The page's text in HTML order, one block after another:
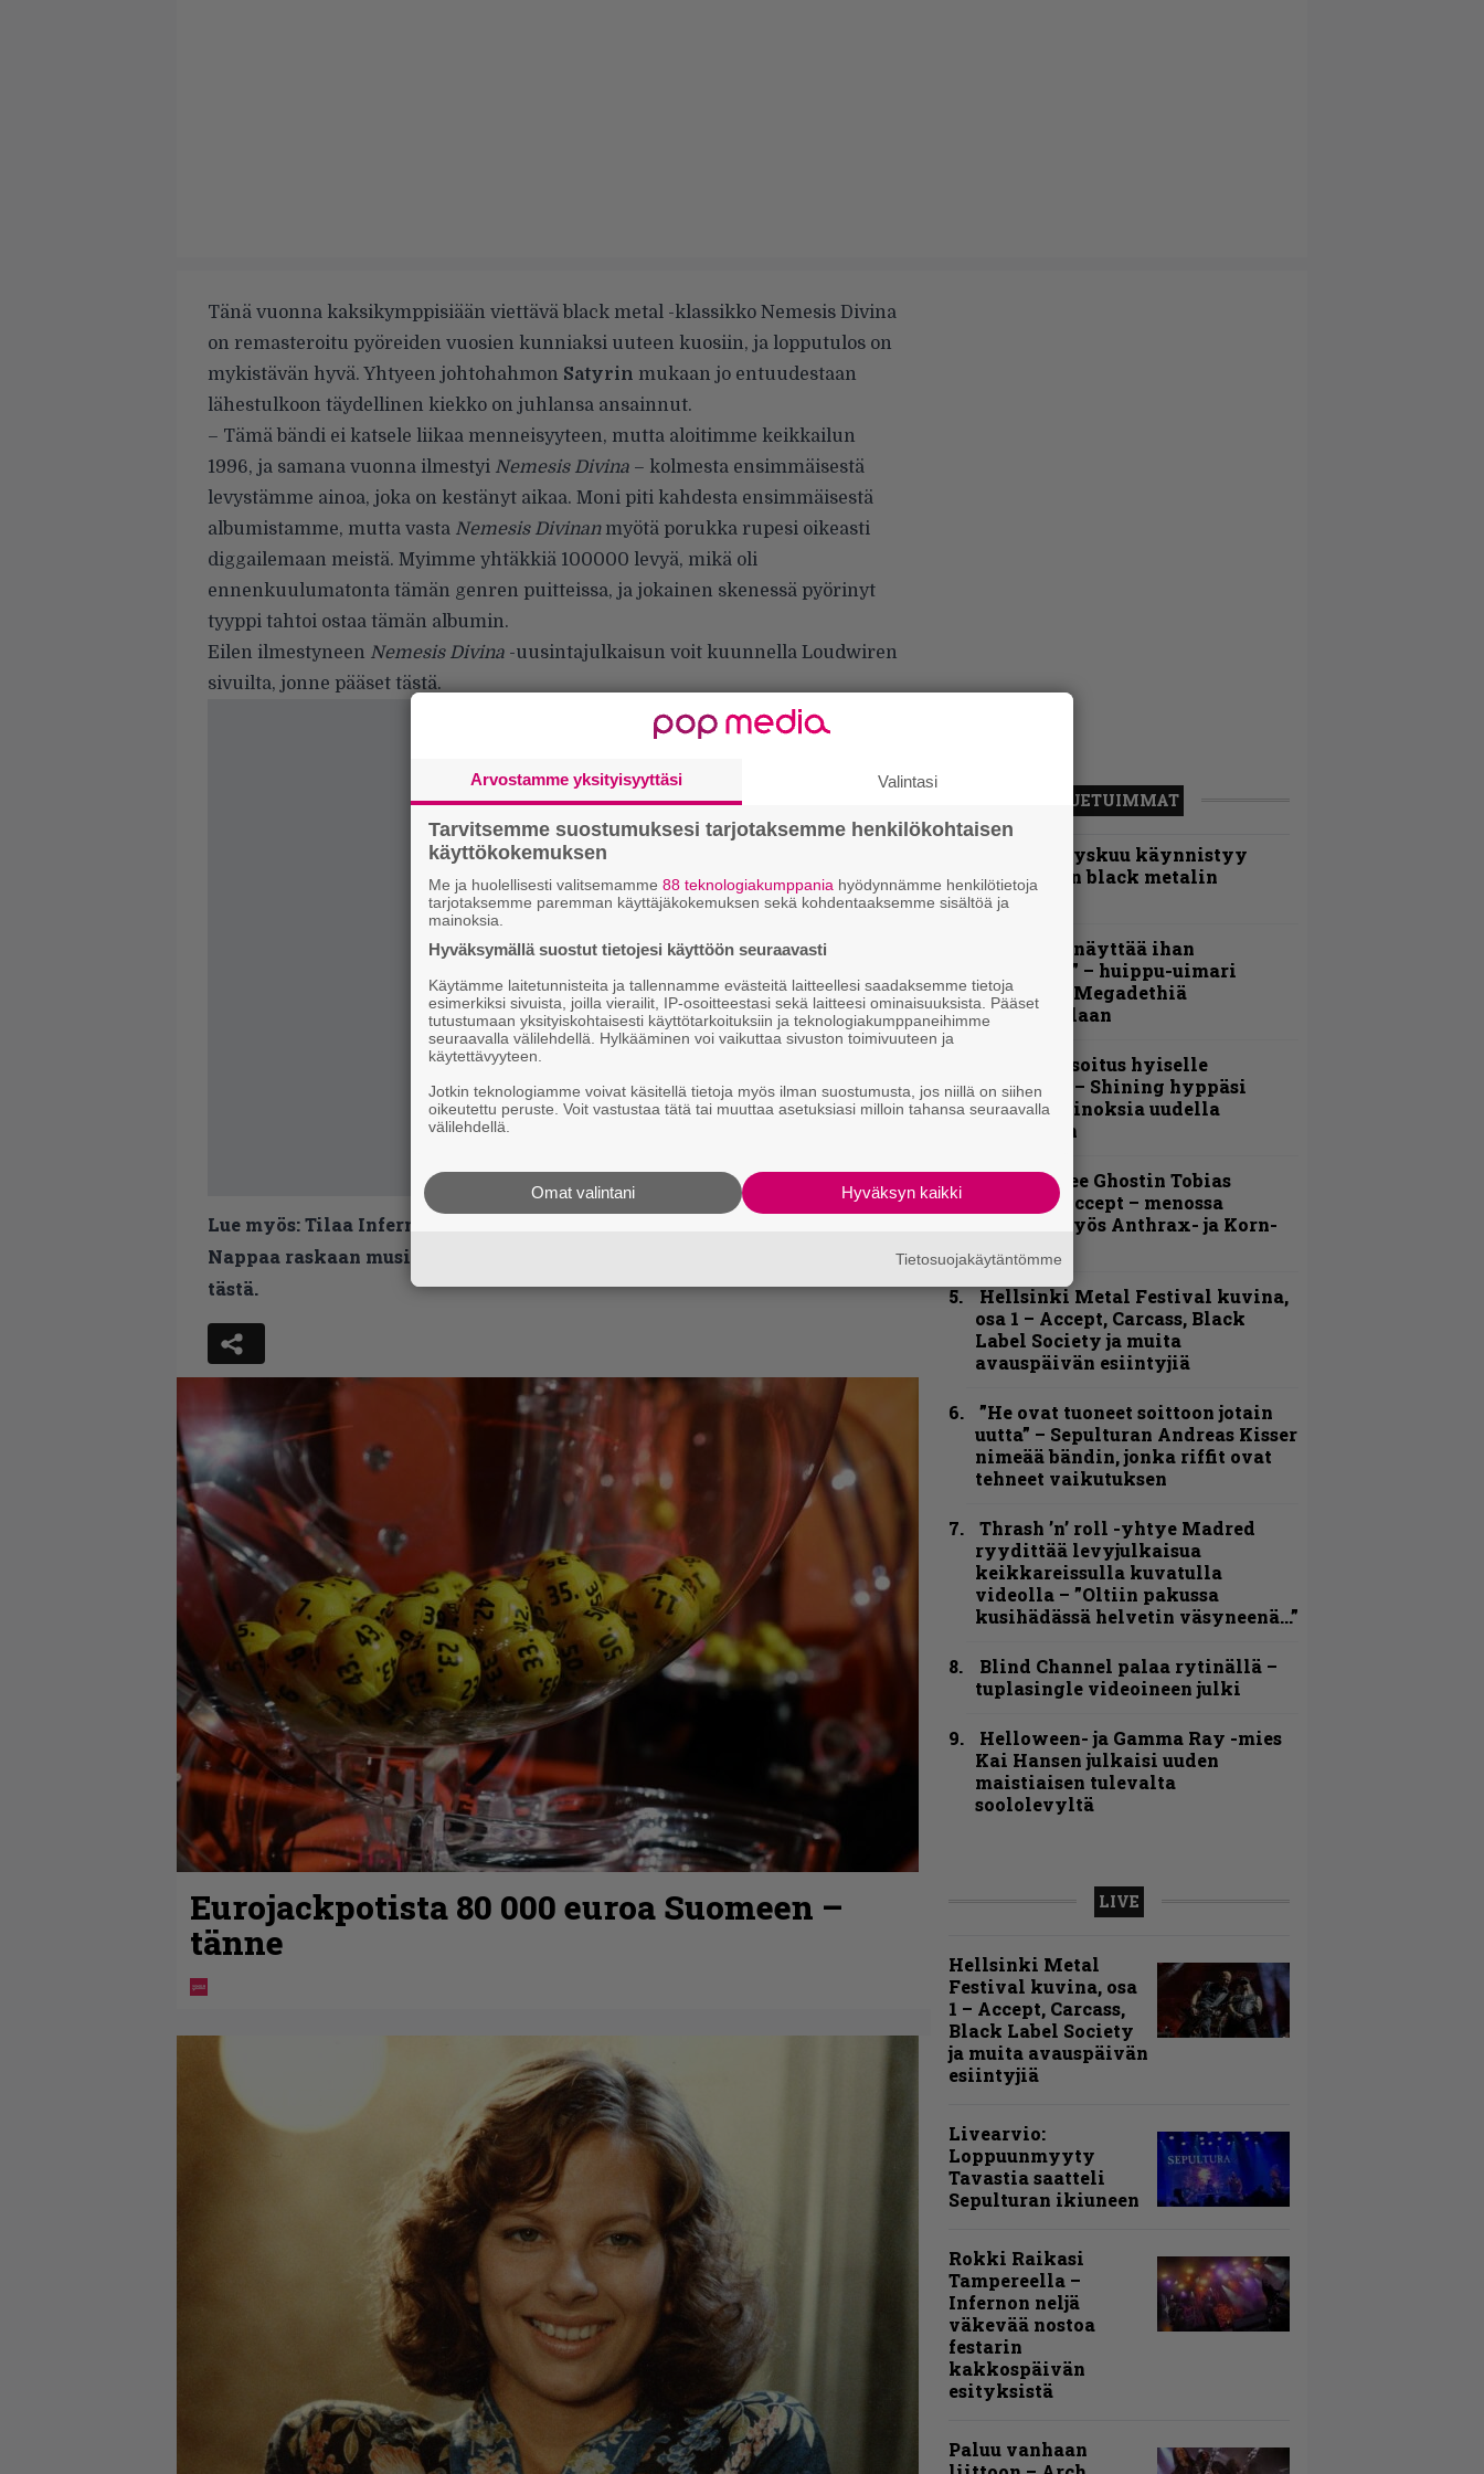
Tänä vuonna kaksikymppisiään viettävä black metal -klassikko Nemesis Divina
on remasteroitu pyöreiden vuosien kunniaksi uuteen kuosiin, ja lopputulos on
mykistävän hyvä. Yhtyeen johtohahmon Satyrin mukaan jo entuudestaan
lähestulkoon täydellinen kiekko on juhlansa ansainnut.
– Tämä bändi ei katsele liikaa menneisyyteen, mutta aloitimme keikkailun
1996, ja samana vuonna ilmestyi Nemesis Divina – kolmesta ensimmäisestä
levystämme ainoa, joka on kestänyt aikaa. Moni piti kahdesta ensimmäisestä
albumistamme, mutta vasta Nemesis Divinanmyötä porukka rupesi oikeasti
diggailemaan meistä. Myimme yhtäkkiä 100000 levyä, mikä oli
ennenkuulumatonta tämän genren puitteissa, ja jokainen skenessä pyörinyt
tyyppi tahtoi ostaa tämän albumin.
Eilen ilmestyneen Nemesis Divina -uusintajulkaisun voit kuunnella Loudwiren
sivuilta, jonne pääset tästä.
Lue myös:Tilaa Infernon uutiskirje ja tiedät mistä kahvitauolla puhutaan!
Nappaa raskaan musiikin uutiset ja puheenaiheet suoraan sähköpostiin
tästä.
Eurojackpotista 80 000 euroa Suomeen –
tänne
LUETUIMMAT
Espoon syyskuu käynnistyy
kotimaisen black metalin
merkeissä
”Mitalini näyttää ihan
plektralta” – huippu-uimari
jamittelee Megadethiä
palkinnollaan
Kunnianosoitus hyiselle
Pohjolalle – Shining hyppäsi
keskelle kinoksia uudella
videollaan
Näin lähtee Ghostin Tobias
Forgelta Accept – menossa
mukana myös Anthrax- ja Korn-
Hellsinki Metal Festival kuvina,
osa 1 – Accept, Carcass, Black
Label Society ja muita
avauspäivän esiintyjiä
”He ovat tuoneet soittoon jotain
uutta” – Sepulturan Andreas Kisser
nimeää bändin, jonka riffit ovat
tehneet vaikutuksen
Thrash ’n’ roll -yhtye Madred
ryydittää levyjulkaisua
keikkareissulla kuvatulla
videolla – ”Oltiin pakussa
kusihädässä helvetin väsyneenä…”
Blind Channel palaa rytinällä –
tuplasingle videoineen julki
Helloween- ja Gamma Ray -mies
Kai Hansen julkaisi uuden
maistiaisen tulevalta
soololevyltä
LIVE
Hellsinki Metal
Festival kuvina, osa
1 – Accept, Carcass,
Black Label Society
ja muita avauspäivän
esiintyjiä
Livearvio:
Loppuunmyyty
Tavastia saatteli
Sepulturan ikiuneen
Rokki Raikasi
Tampereella –
Infernon neljä
väkevää nostoa
festarin
kakkospäivän
esityksistä
Paluu vanhaan
Arvostamme yksityisyyttäsi Valintasi
Tarvitsemme suostumuksesi tarjotaksemme henkilökohtaisen
käyttökokemuksen
Me ja huolellisesti valitsemamme 88 teknologiakumppania hyödynnämme henkilötietoja
tarjotaksemme paremman käyttäjäkokemuksen sekä kohdentaaksemme sisältöä ja
mainoksia.
Hyväksymällä suostut tietojesi käyttöön seuraavasti
Käytämme laitetunnisteita ja tallennamme evästeitä laitteellesi saadaksemme tietoja
esimerkiksi sivuista, joilla vierailit, IP-osoitteestasi sekä laitteesi ominaisuuksista. Pääset
tutustumaan yksityiskohtaisesti käyttötarkoituksiin ja teknologiakumppaneihimme
seuraavalla välilehdellä. Hylkääminen voi vaikuttaa sivuston toimivuuteen ja
käytettävyyteen.
Jotkin teknologiamme voivat käsitellä tietoja myös ilman suostumusta, jos niillä on siihen
oikeutettu peruste. Voit vastustaa tätä tai muuttaa asetuksiasi milloin tahansa seuraavalla
välilehdellä.
Hyväksyn kaikki
Omat valintani
Tietosuojakäytäntömme